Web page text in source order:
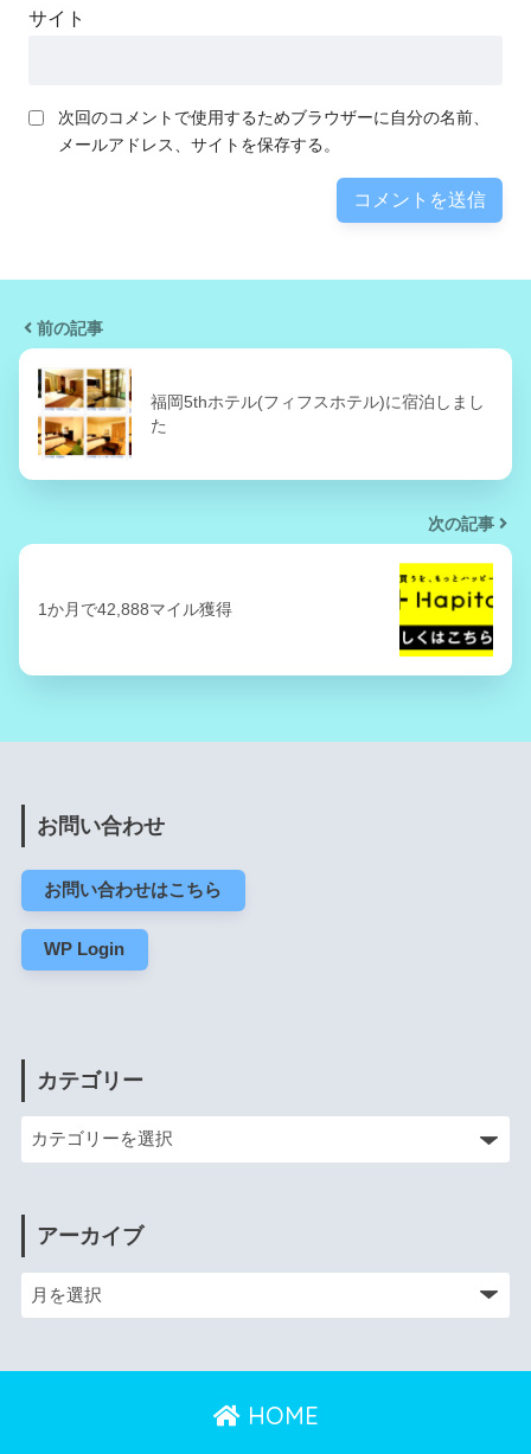
サイト
次回のコメントで使用するためブラウザーに自分の名前、
メールアドレス、サイトを保存する。
前の記事
福岡5thホテル(フィフスホテル)に宿泊しまし
た
次の記事
1か月で42,888マイル獲得
お問い合わせ
お問い合わせはこちら
WP Login
カテゴリー
アーカイブ
HOME